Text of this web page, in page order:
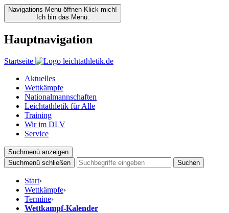
Navigations Menu öffnen Klick mich!
Ich bin das Menü.
Hauptnavigation
Startseite
Aktuelles
Wettkämpfe
Nationalmannschaften
Leichtathletik für Alle
Training
Wir im DLV
Service
Suchmenü anzeigen
Suchmenü schließen
Suchen
Start›
Wettkämpfe›
Termine›
Wettkampf-Kalender